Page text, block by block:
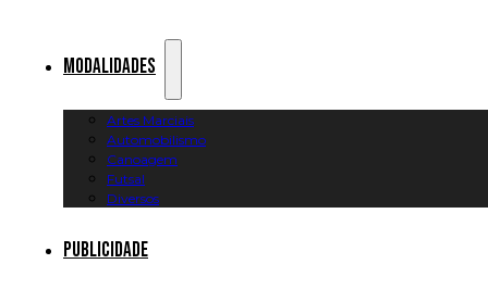
Modalidades
Artes Marciais
Automobilismo
Canoagem
Futsal
Diversos
Publicidade